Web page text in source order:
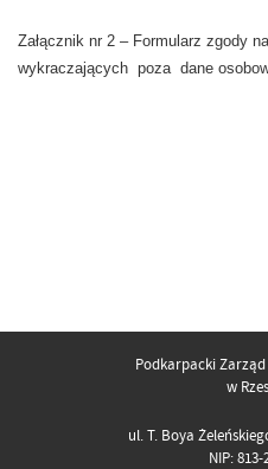
Załącznik nr 2 – Formularz zgody
wykraczających poza dane
Podkarpacki
w
ul. T. Boya
NIP: